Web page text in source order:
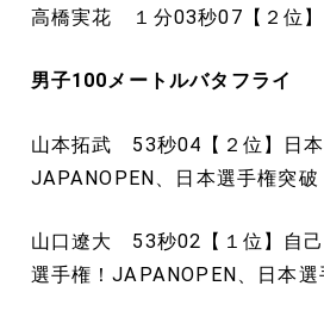
高橋実花 １分03秒07【２位】
男子100メートルバタフライ
山本拓武 53秒04【２位】日本
JAPANOPEN、日本選手権突破
山口遼大 53秒02【１位】自
選手権！JAPANOPEN、日本選